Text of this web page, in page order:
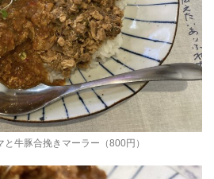
牛豚合挽きマーラー（800円）